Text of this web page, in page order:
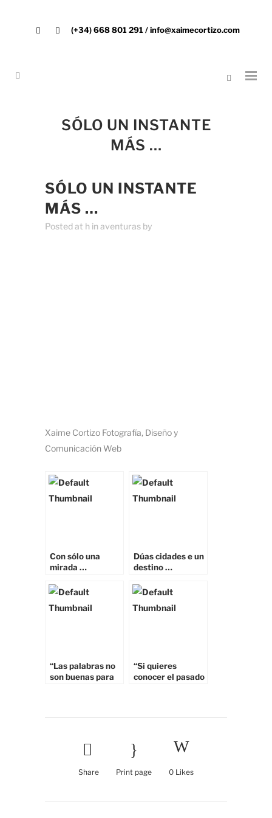
(+34) 668 801 291 / info@xaimecortizo.com
SÓLO UN INSTANTE
MÁS …
SÓLO UN INSTANTE
MÁS …
Posted at h in aventuras by
Xaime Cortizo Fotografía, Diseño y
Comunicación Web
Con sólo una
mirada …
Dúas cidades e un
destino …
“Las palabras no
son buenas para
nombre y
infinito?” HUANG
TA CHUNG
“Si quieres
conocer el pasado
quieres conocer el
presente que es
su causa” Buda
Share Print page 0 Likes